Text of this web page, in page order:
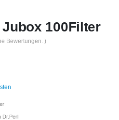
100Filter
Bewertungen. )
Dr.Perl